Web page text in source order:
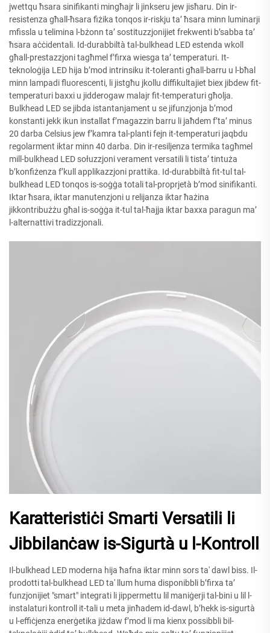
jwettqu ħsara sinifikanti mingħajr li jinkseru jew jisħaru. Din ir-
resistenza għall-ħsara fiżika tonqos ir-riskju ta’ ħsara minn luminarji
mfissla u telimina l-bżonn ta’ sostituzzjonijiet frekwenti b’sabba ta’
ħsara aċċidentali. Id-durabbiltà tal-bulkhead LED estenda wkoll
għall-prestazzjoni tagħmel f’firxa wiesga ta’ temperaturi. It-
teknoloġija LED hija b’mod intrinsiku it-toleranti għall-barru u l-bħal
minn lampadi fluorescenti, li jistgħu jkollu diffikultajiet biex jibdew fit-
temperaturi baxxi u jidderogaw malajr fit-temperaturi għolja.
Bulkhead LED se jibda istantanjament u se jifunzjonja b’mod
konstanti jekk ikun installat f’magazzin barru li jaħdem f’ta’ minus
20 darba Celsius jew f’kamra tal-planti fejn it-temperaturi jaqbdu
regolarment iktar minn 40 darba. Din ir-resiljenza termika tagħmel
mill-bulkhead LED sołuzzjoni verament versatili li tista’ tintuża
b’konfiżenza f’kull applikazzjoni prattika. Id-durabbiltà fit-tul tal-
bulkhead LED tonqos is-soġġa totali tal-proprjetà b’mod sinifikanti.
Iktar ħsara, iktar manutenzjoni u relijanza iktar ħażina
jikkontribużżu għal is-soġġa it-tul tal-ħajja iktar baxxa paragun ma’
l-alternattivi tradizzjonali.
Karatteristiċi Smarti Versatili li
Jibbilanċaw is-Sigurtà u l-Kontroll
Il-bulkhead LED moderna hija ħafna iktar minn sors ta' dawl biss. Il-
prodotti tal-bulkhead LED ta' llum huma disponibbli b’firxa ta’
funzjonijiet "smart" integrati li jippermettu lil maniġerji tal-bini u lil l-
instalaturi kontroll it-tali u meta jinħadem id-dawl, b’hekk is-sigurtà
u l-effiċjenza enerġetika jiżdaw f’mod li ma kienx possibbli bil-